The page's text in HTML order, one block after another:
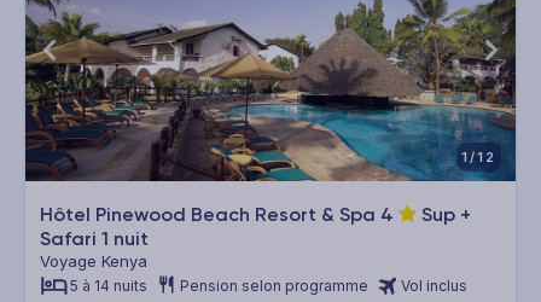
1/12
Hôtel Pinewood Beach Resort & Spa 4
Sup +
Safari 1 nuit
Voyage Kenya
5 à 14 nuits Pension selon programme Vol inclus